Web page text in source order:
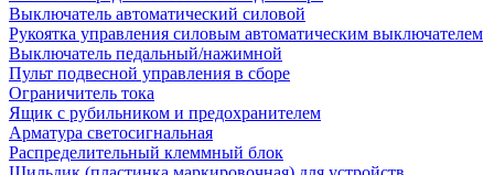
Выключатель автоматический силовой
Рукоятка управления силовым автоматическим выключателем
Выключатель педальный/нажимной
Пульт подвесной управления в сборе
Ограничитель тока
Ящик с рубильником и предохранителем
Арматура светосигнальная
Распределительный клеммный блок